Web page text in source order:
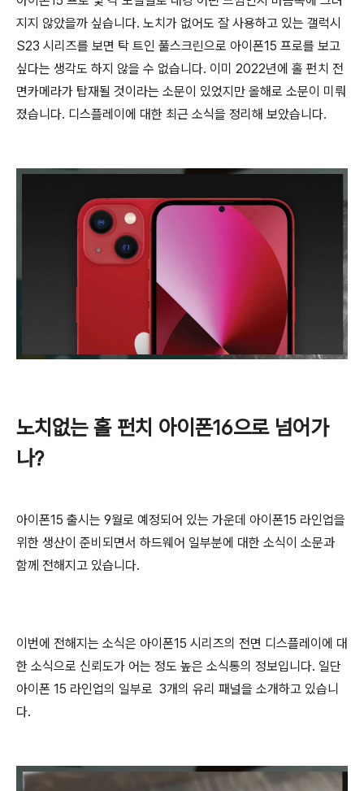
지지 않았을까 싶습니다. 노치가 없어도 잘 사용하고 있는 갤럭시
S23 시리즈를 보면 탁 트인 풀스크린으로 아이폰15 프로를 보고
싶다는 생각도 하지 않을 수 없습니다. 이미 2022년에 홀 펀치 전
면카메라가 탑재될 것이라는 소문이 있었지만 올해로 소문이 미뤄
졌습니다. 디스플레이에 대한 최근 소식을 정리해 보았습니다.
노치없는 홀 펀치 아이폰16으로 넘어가
나?
아이폰15 출시는 9월로 예정되어 있는 가운데 아이폰15 라인업을
위한 생산이 준비되면서 하드웨어 일부분에 대한 소식이 소문과
함께 전해지고 있습니다.
이번에 전해지는 소식은 아이폰15 시리즈의 전면 디스플레이에 대
한 소식으로 신뢰도가 어는 정도 높은 소식통의 정보입니다. 일단
아이폰 15 라인업의 일부로 3개의 유리 패널을 소개하고 있습니
다.